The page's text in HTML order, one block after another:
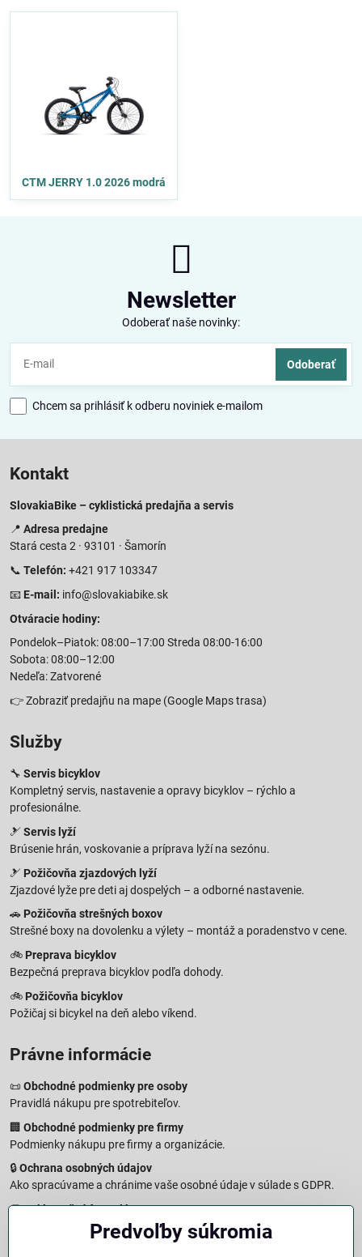
CTM JERRY 1.0 2026 modrá
Newsletter
Odoberať naše novinky:
Odoberať
Chcem sa prihlásiť k odberu noviniek e-mailom
Kontakt
SlovakiaBike – cyklistická predajňa a servis
📍 Adresa predajne
Stará cesta 2 · 93101 · Šamorín
📞 Telefón: +421 917 103347
📧 E-mail: info@slovakiabike.sk
Otváracie hodiny:
Pondelok–Piatok: 08:00–17:00 Streda 08:00-16:00
Sobota: 08:00–12:00
Nedeľa: Zatvorené
👉Zobraziť predajňu na mape (Google Maps trasa)
Služby
🔧 Servis bicyklov
Kompletný servis, nastavenie a opravy bicyklov – rýchlo a
profesionálne.
🎿 Servis lyží
Brúsenie hrán, voskovanie a príprava lyží na sezónu.
🎿 Požičovňa zjazdových lyží
Zjazdové lyže pre deti aj dospelých – a odborné nastavenie.
🚗 Požičovňa strešných boxov
Strešné boxy na dovolenku a výlety – montáž a poradenstvo v cene.
🚲 Preprava bicyklov
Bezpečná preprava bicyklov podľa dohody.
🚲 Požičovňa bicyklov
Požičaj si bicykel na deň alebo víkend.
Právne informácie
📜 Obchodné podmienky pre osoby
Pravidlá nákupu pre spotrebiteľov.
🏢 Obchodné podmienky pre firmy
Podmienky nákupu pre firmy a organizácie.
🔒Ochrana osobných údajov
Ako spracúvame a chránime vaše osobné údaje v súlade s GDPR.
🧾Reklamačný formulár
Jednoduché podanie reklamácie
Predvoľby súkromia